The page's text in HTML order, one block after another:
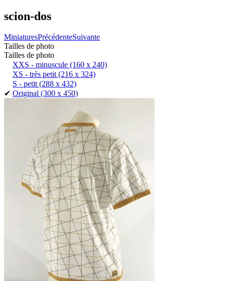
scion-dos
MiniaturesPrécédenteSuivante
Tailles de photo
Tailles de photo
XXS - minuscule (160 x 240)
XS - très petit(216 x 324)
S - petit(288 x 432)
✔ Original (300 x 450)